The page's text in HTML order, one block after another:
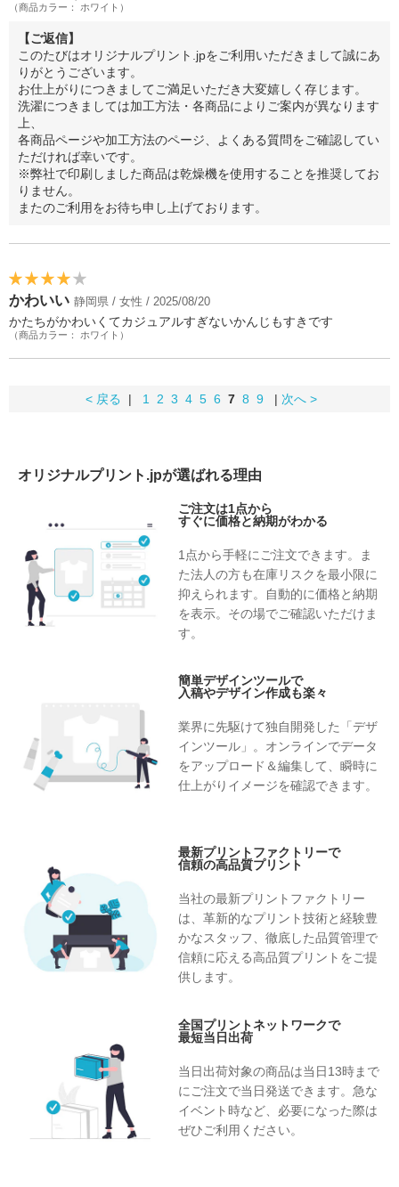
（商品カラー： ホワイト）
【ご返信】
このたびはオリジナルプリント.jpをご利用いただきまして誠にあ
りがとうございます。
お仕上がりにつきましてご満足いただき大変嬉しく存じます。
洗濯につきましては加工方法・各商品によりご案内が異なります
上、
各商品ページや加工方法のページ、よくある質問をご確認してい
ただければ幸いです。
※弊社で印刷しました商品は乾燥機を使用することを推奨してお
りません。
またのご利用をお待ち申し上げております。
かわいい 静岡県 / 女性 / 2025/08/20
かたちがかわいくてカジュアルすぎないかんじもすきです
（商品カラー： ホワイト）
< 戻る | 1 2 3 4 5 6 7 8 9 | 次へ >
オリジナルプリント.jpが選ばれる理由
ご注文は1点から
すぐに価格と納期がわかる
1点から手軽にご注文できます。ま
た法人の方も在庫リスクを最小限に
抑えられます。自動的に価格と納期
を表示。その場でご確認いただけま
す。
簡単デザインツールで
入稿やデザイン作成も楽々
業界に先駆けて独自開発した「デザ
インツール」。オンラインでデータ
をアップロード＆編集して、瞬時に
仕上がりイメージを確認できます。
最新プリントファクトリーで
信頼の高品質プリント
当社の最新プリントファクトリー
は、革新的なプリント技術と経験豊
かなスタッフ、徹底した品質管理で
信頼に応える高品質プリントをご提
供します。
全国プリントネットワークで
最短当日出荷
当日出荷対象の商品は当日13時まで
にご注文で当日発送できます。急な
イベント時など、必要になった際は
ぜひご利用ください。